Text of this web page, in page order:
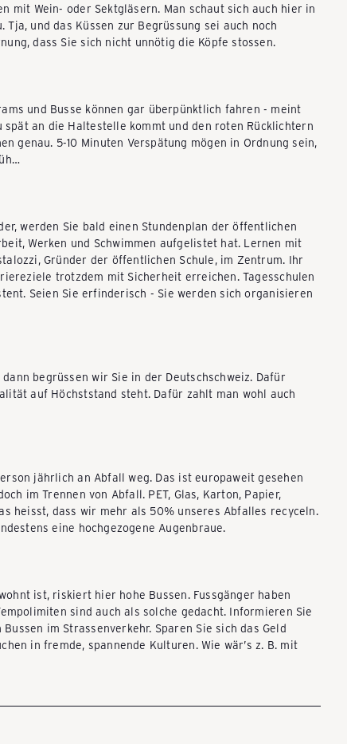
mit Wein- oder Sektgläsern. Man schaut sich auch hier in
und das Küssen zur Begrüssung sei auch noch
dass Sie sich nicht unnötig die Köpfe stossen.
und Busse können gar überpünktlich fahren - meint
spät an die Haltestelle kommt und den roten Rücklichtern
genau. 5-10 Minuten Verspätung mögen in Ordnung sein,
werden Sie bald einen Stundenplan der öffentlichen
Werken und Schwimmen aufgelistet hat. Lernen mit
Gründer der öffentlichen Schule, im Zentrum. Ihr
trotzdem mit Sicherheit erreichen. Tagesschulen
Seien Sie erfinderisch - Sie werden sich organisieren
begrüssen wir Sie in der Deutschschweiz. Dafür
auf Höchststand steht. Dafür zahlt man wohl auch
jährlich an Abfall weg. Das ist europaweit gesehen
im Trennen von Abfall. PET, Glas, Karton, Papier,
heisst, dass wir mehr als 50% unseres Abfalles recyceln.
eine hochgezogene Augenbraue.
ist, riskiert hier hohe Bussen. Fussgänger haben
sind auch als solche gedacht. Informieren Sie
im Strassenverkehr. Sparen Sie sich das Geld
in fremde, spannende Kulturen. Wie wär’s z. B. mit